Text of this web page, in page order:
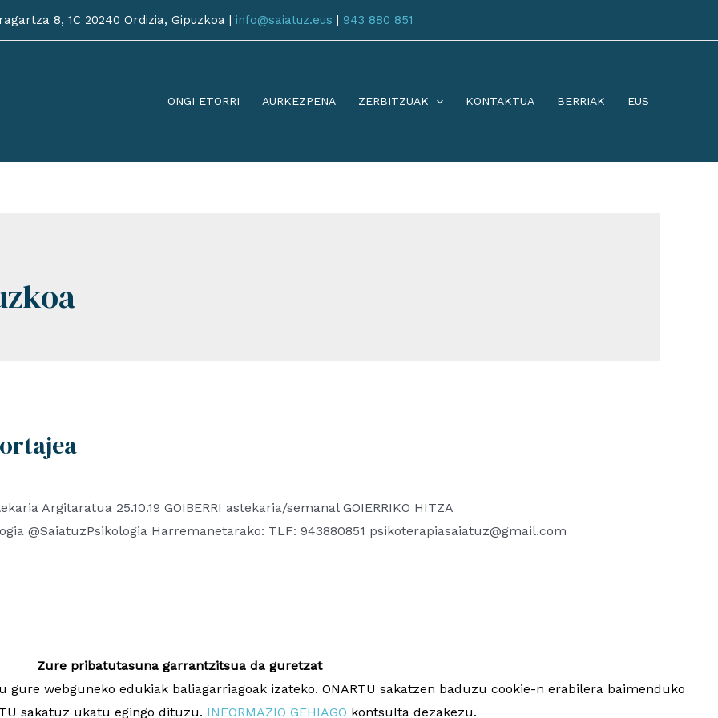
8, 1C 20240 Ordizia, Gipuzkoa | info@saiatuz.eus | 943 880 851
ONGI ETORRI AURKEZPENA ZERBITZUAK KONTAKTUA BERRIAK EUS
Argitaratua 25.10.19 GOIBERRI astekaria/semanal GOIERRIKO HITZA
@SaiatuzPsikologia Harremanetarako: TLF: 943880851 psikoterapiasaiatuz@gmail.com
Diseinua eta garapena:
Zure pribatutasuna garrantzitsua da guretzat
webguneko edukiak baliagarriagoak izateko. ONARTU sakatzen baduzu cookie-n erabilera baimenduko
sakatuz ukatu egingo dituzu. INFORMAZIO GEHIAGO kontsulta dezakezu.